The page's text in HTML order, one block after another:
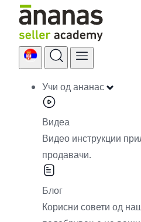
Skip
content
Учи од ананас
Видеа
Видео инструкции
продавачи.
Блог
Корисни совети од